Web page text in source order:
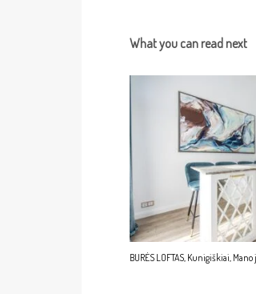
What you can read next
BURĖS LOFTAS, Kunigiškiai, Mano